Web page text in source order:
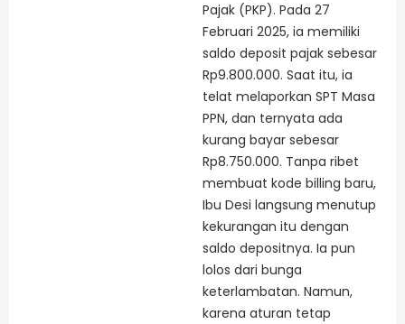
Pajak (PKP). Pada 27
Februari 2025, ia memiliki
saldo deposit pajak sebesar
Rp9.800.000. Saat itu, ia
telat melaporkan SPT Masa
PPN, dan ternyata ada
kurang bayar sebesar
Rp8.750.000. Tanpa ribet
membuat kode billing baru,
Ibu Desi langsung menutup
kekurangan itu dengan
saldo depositnya. Ia pun
lolos dari bunga
keterlambatan. Namun,
karena aturan tetap